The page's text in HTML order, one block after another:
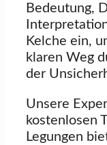
Bedeutung,
Kelche ein,
klaren Weg
der
Unsere
kostenlosen
Legungen